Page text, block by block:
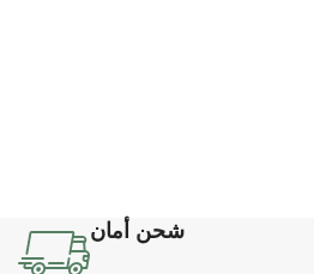
شحن أمان